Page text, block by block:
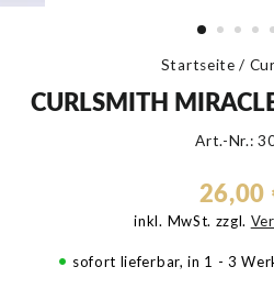
Startseite /
CURLSMITH
Art.-Nr.:
Normaler
Preis
26,00
inkl. MwSt. zzgl.
• sofort lieferbar, in 1 - 3